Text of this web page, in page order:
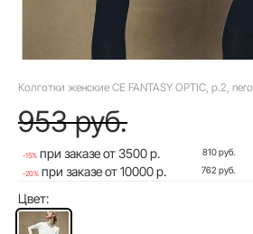
Колготки женские CE FANTASY OPTIC, р.2, nero
953 руб.
-15% при заказе от 3500 р. 810 руб.
-20% при заказе от 10000 р. 762 руб.
Цвет: